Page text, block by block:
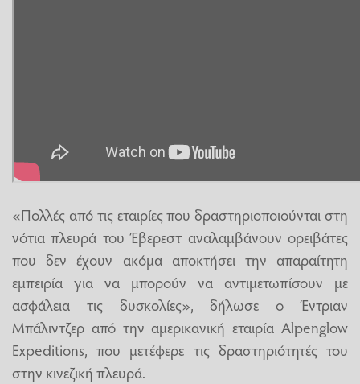
«Πολλές από τις εταιρίες που δραστηριοποιούνται στη
νότια πλευρά του Έβερεστ αναλαμβάνουν ορειβάτες
που δεν έχουν ακόμα αποκτήσει την απαραίτητη
εμπειρία για να μπορούν να αντιμετωπίσουν με
ασφάλεια τις δυσκολίες», δήλωσε ο Έντριαν
Μπάλιντζερ από την αμερικανική εταιρία Alpenglow
Expeditions, που μετέφερε τις δραστηριότητές του
στην κινεζική πλευρά.